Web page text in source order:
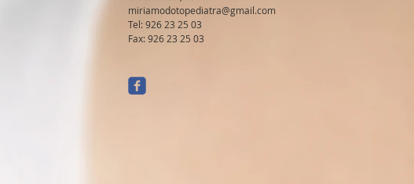
miriamodotopediatra@gmail.com
Tel: 926 23 25 03
Fax: 926 23 25 03